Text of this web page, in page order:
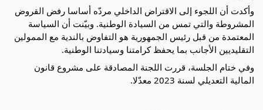
وأكدت أن اللجوء إلى الاقتراض الداخلي مردّه أساسا رفض القروض
المشروطة والتي تمس من السيادة الوطنية. وبيّنت أن السياسة
المعتمدة من قبل رئيس الجمهورية هو التفاوض بالندية مع الممولين
التقليديين الأجانب بما يحفظ كرامتنا وسيادتنا الوطنية.
وفي ختام الجلسة، قررت اللجنة المصادقة على مشروع قانون
المالية التعديلي لسنة 2023 معدّلا.